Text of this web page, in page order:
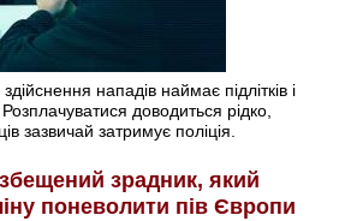
нападів наймає підлітків і
Розплачуватися доводиться рідко,
зазвичай затримує поліція.
зрадник, який
поневолити пів Європи